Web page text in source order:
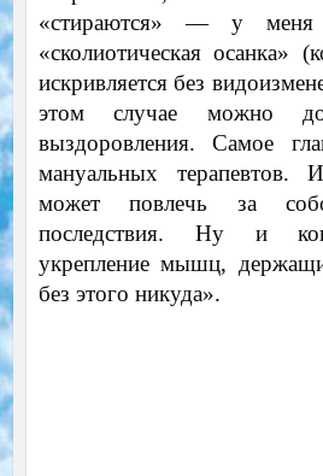
«стираются» — у
«сколиотическая осанка»
искривляется без
этом случае можно
выздоровления. Самое
мануальных терапевтов.
может повлечь за
последствия. Ну и
укрепление мышц,
без этого никуда».